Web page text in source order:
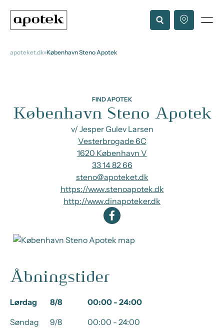
apoteket.dk København Steno Apotek
FIND APOTEK
København Steno Apotek
v/ Jesper Gulev Larsen
Vesterbrogade 6C
1620 København V
33 14 82 66
steno@apoteket.dk
https://www.stenoapotek.dk
http://www.dinapoteker.dk
Åbningstider
Lørdag 8/8
00:00 - 24:00
Søndag
9/8
00:00 - 24:00